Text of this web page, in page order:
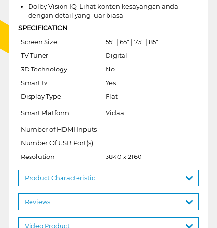
Dolby Vision IQ: Lihat konten kesayangan anda
dengan detail yang luar biasa
SPECIFICATION
Screen Size
55" | 65" | 75" | 85"
TV Tuner
Digital
3D Technology
No
Smart tv
Yes
Display Type
Flat
Smart Platform Vidaa
Number of HDMI Inputs
Number Of USB Port(s)
Resolution
3840 x 2160
Product Characteristic
Reviews
Video Product